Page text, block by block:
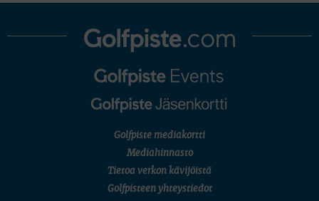
LEGENDS TOUR
U.S. Women's Amateur Championship
English Boys' (U14) Open Amateur Stroke Play Championship
Eeli Krankka, Lionel Mutikainen
Kivitippu Classic Invitational 2026
SM-reikäpeli (M50/Kymen Golf)
7 (U18 ja U21/pojat/Tahko)
Golfpiste mediakortti
Mediahinnasto
Tietoa verkon kävijöistä
Golfpisteen yhteystiedot